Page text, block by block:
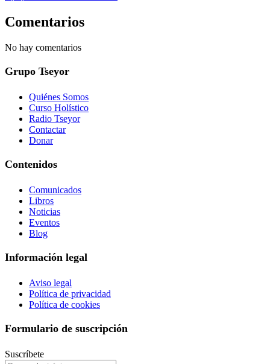
Comentarios
No hay comentarios
Grupo Tseyor
Quiénes Somos
Curso Holístico
Radio Tseyor
Contactar
Donar
Contenidos
Comunicados
Libros
Noticias
Eventos
Blog
Información legal
Aviso legal
Política de privacidad
Política de cookies
Formulario de suscripción
Suscríbete